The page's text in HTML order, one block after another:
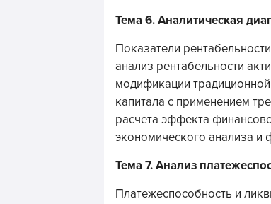
Тема 6. Аналитическая
Показатели
анализ рентабельности
модификации
капитала с применением
расчета эффекта
экономического анализа и
Тема 7. Анализ
Платежеспособность и